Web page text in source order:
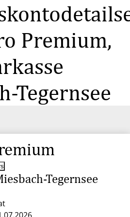
auf
100
Premium,
Tegernsee
Tegernsee